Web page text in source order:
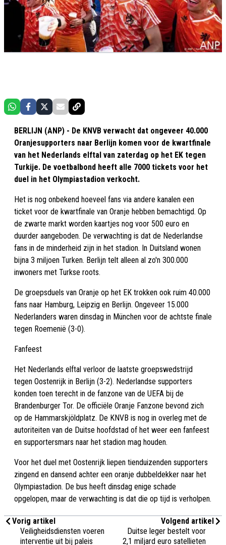
BERLIJN (ANP) - De KNVB verwacht dat ongeveer 40.000
Oranjesupporters naar Berlijn komen voor de kwartfinale
van het Nederlands elftal van zaterdag op het EK tegen
Turkije. De voetbalbond heeft alle 7000 tickets voor het
duel in het Olympiastadion verkocht.
Het is nog onbekend hoeveel fans via andere kanalen een
ticket voor de kwartfinale van Oranje hebben bemachtigd. Op
de zwarte markt worden kaartjes nog voor 500 euro en
duurder aangeboden. De verwachting is dat de Nederlandse
fans in de minderheid zijn in het stadion. In Duitsland wonen
bijna 3 miljoen Turken. Berlijn telt alleen al zo'n 300.000
inwoners met Turkse roots.
De groepsduels van Oranje op het EK trokken ook ruim 40.000
fans naar Hamburg, Leipzig en Berlijn. Ongeveer 15.000
Nederlanders waren dinsdag in München voor de achtste finale
tegen Roemenië (3-0).
Fanfeest
Het Nederlands elftal verloor de laatste groepswedstrijd
tegen Oostenrijk in Berlijn (3-2). Nederlandse supporters
konden toen terecht in de fanzone van de UEFA bij de
Brandenburger Tor. De officiële Oranje Fanzone bevond zich
op de Hammarskjöldplatz. De KNVB is nog in overleg met de
autoriteiten van de Duitse hoofdstad of het weer een fanfeest
en supportersmars naar het stadion mag houden.
Voor het duel met Oostenrijk liepen tienduizenden supporters
zingend en dansend achter een oranje dubbeldekker naar het
Olympiastadion. De bus heeft dinsdag enige schade
opgelopen, maar de verwachting is dat die op tijd is verholpen.
Vorig artikel
Veiligheidsdiensten voeren
interventie uit bij paleis
Volgend artikel
Duitse leger bestelt voor
2,1 miljard euro satellieten